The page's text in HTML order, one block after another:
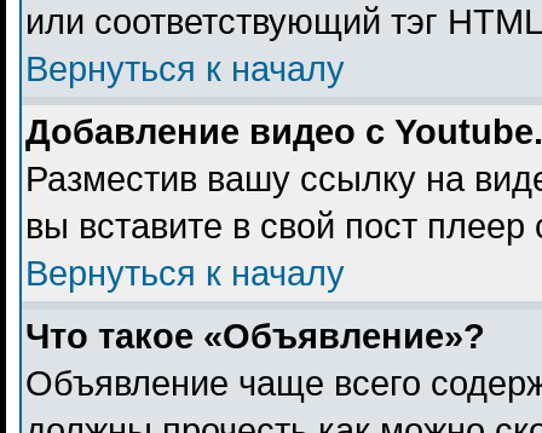
или соответствующий тэг
Вернуться к началу
Добавление видео с
Разместив вашу ссылку на
вы вставите в свой пост плеер
Вернуться к началу
Что такое «Объявление»?
Объявление чаще всего